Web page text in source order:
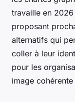
travaille en
proposant
alternatifs qui
coller à leur
pour les
image